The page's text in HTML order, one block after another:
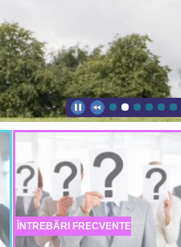
ÎNTREBĂRI FRECVENTE